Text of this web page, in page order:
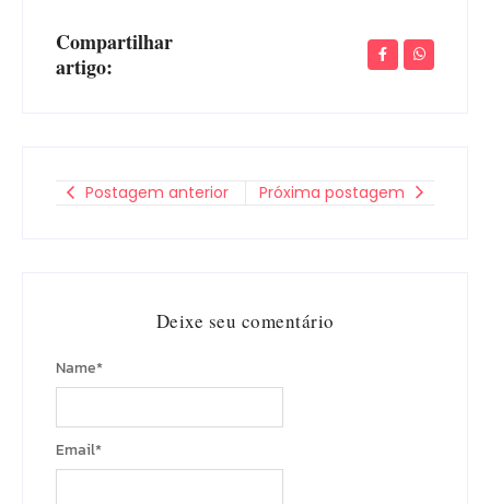
Compartilhar
artigo:
Postagem anterior Próxima postagem
Deixe seu comentário
Name*
Email*